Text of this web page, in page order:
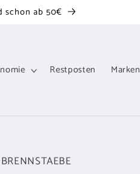
schon ab 50€
Restposten Marken
BRENNSTAEBE